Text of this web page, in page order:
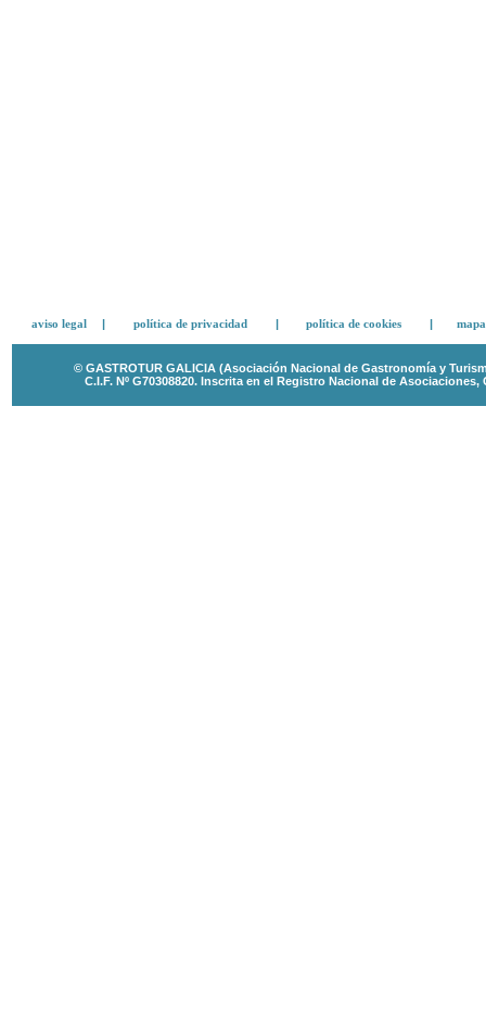
aviso legal | política de privacidad | política de cookies |
© GASTROTUR GALICIA (Asociación Nacional de Gastronomía y
C.I.F. Nº G70308820. Inscrita en el Registro Nacional de Asociaciones,